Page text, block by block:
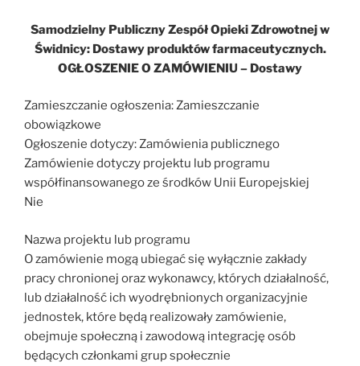
Samodzielny Publiczny Zespół Opieki Zdrowotnej w
Świdnicy: Dostawy produktów farmaceutycznych.
OGŁOSZENIE O ZAMÓWIENIU – Dostawy
Zamieszczanie ogłoszenia: Zamieszczanie
obowiązkowe
Ogłoszenie dotyczy: Zamówienia publicznego
Zamówienie dotyczy projektu lub programu
współfinansowanego ze środków Unii Europejskiej
Nie
Nazwa projektu lub programu
O zamówienie mogą ubiegać się wyłącznie zakłady
pracy chronionej oraz wykonawcy, których działalność,
lub działalność ich wyodrębnionych organizacyjnie
jednostek, które będą realizowały zamówienie,
obejmuje społeczną i zawodową integrację osób
będących członkami grup społecznie